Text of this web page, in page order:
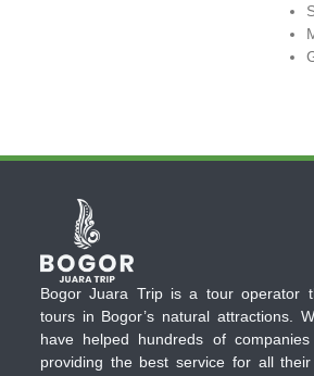
Bogor Juara Trip is a tour operator
tours in Bogor’s natural attractions.
have helped hundreds of
providing the best service for all